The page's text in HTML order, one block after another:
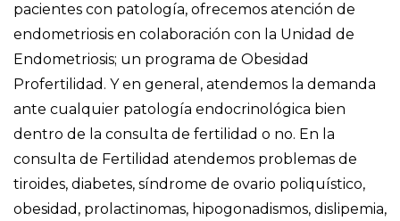
pacientes con patología, ofrecemos atención de
endometriosis en colaboración con la Unidad de
Endometriosis; un programa de Obesidad
Profertilidad. Y en general, atendemos la demanda
ante cualquier patología endocrinológica bien
dentro de la consulta de fertilidad o no. En la
consulta de Fertilidad atendemos problemas de
tiroides, diabetes, síndrome de ovario poliquístico,
obesidad, prolactinomas, hipogonadismos, dislipemia,